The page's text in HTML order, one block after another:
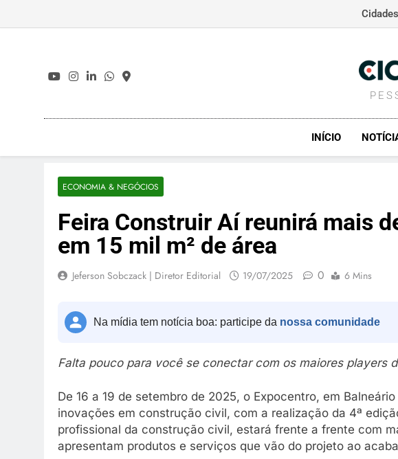
Cidades
INÍCIO
ECONOMIA & NEGÓCIOS
Feira Construir Aí reunirá mais
em 15 mil m² de área
Jeferson Sobczack | Diretor Editorial 19/07/2025 0 6 Mins
Na mídia tem notícia boa: participe da nossa comunidade
Falta pouco para você se conectar com os maiores players
De 16 a 19 de setembro de 2025, o Expocentro, em
inovações em construção civil, com a realização da 4ª
profissional da construção civil, estará frente a frente com
apresentam produtos e serviços que vão do projeto ao